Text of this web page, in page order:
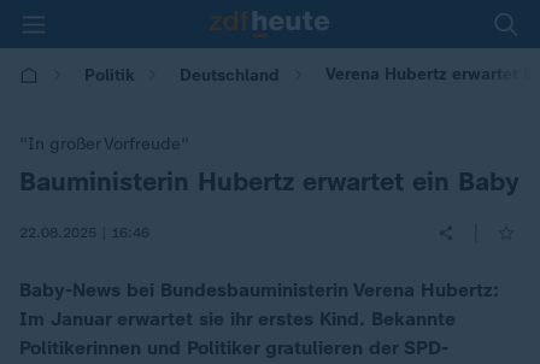
Politik Deutschland Verena Hubertz erwartet
"In großer Vorfreude"
:Bauministerin Hubertz erwartet ein Baby
22.08.2025 | 16:46
Baby-News bei Bundesbauministerin Verena Hubertz:
Im Januar erwartet sie ihr erstes Kind. Bekannte
Politikerinnen und Politiker gratulieren der SPD-